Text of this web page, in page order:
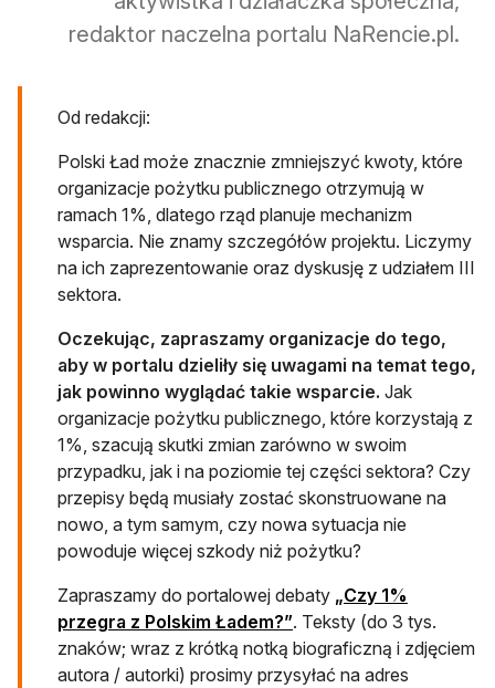
redaktor naczelna portalu NaRencie.pl.
Od redakcji:
Polski Ład może znacznie zmniejszyć kwoty, które
organizacje pożytku publicznego otrzymują w
ramach 1%, dlatego rząd planuje mechanizm
wsparcia. Nie znamy szczegółów projektu. Liczymy
na ich zaprezentowanie oraz dyskusję z udziałem III
sektora.
Oczekując, zapraszamy organizacje do tego,
aby w portalu dzieliły się uwagami na temat tego,
jak powinno wyglądać takie wsparcie. Jak
organizacje pożytku publicznego, które korzystają z
1%, szacują skutki zmian zarówno w swoim
przypadku, jak i na poziomie tej części sektora? Czy
przepisy będą musiały zostać skonstruowane na
nowo, a tym samym, czy nowa sytuacja nie
powoduje więcej szkody niż pożytku?
Zapraszamy do portalowej debaty „Czy 1%
przegra z Polskim Ładem?”. Teksty (do 3 tys.
znaków; wraz z krótką notką biograficzną i zdjęciem
autora / autorki) prosimy przysyłać na adres